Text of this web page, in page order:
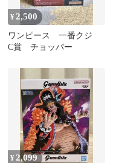
¥ 2,500
ワンピース 一番クジ
C賞 チョッパー
¥ 2,099